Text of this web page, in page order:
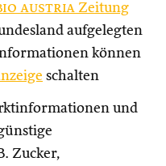
austria Zeitung
aufgelegten
können
schalten
und
Zucker,